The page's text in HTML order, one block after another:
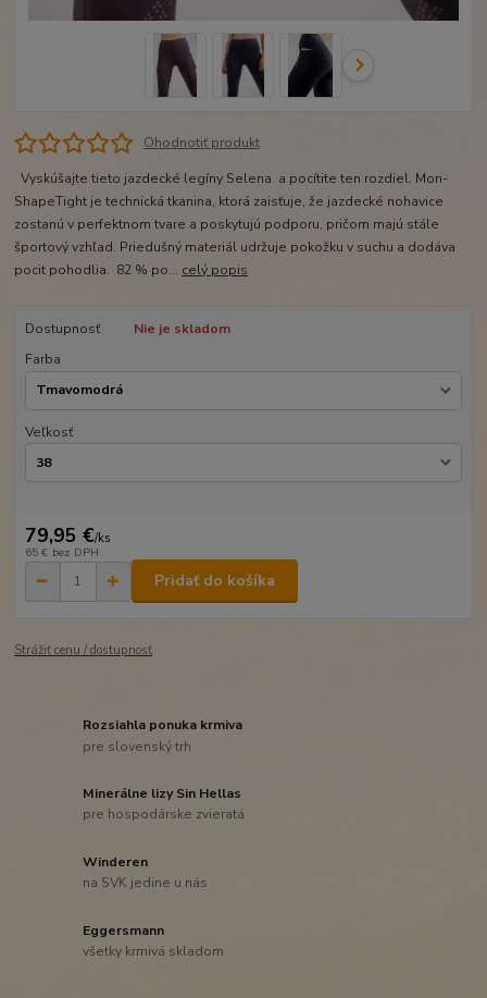
Ohodnotiť produkt
Vyskúšajte tieto jazdecké legíny Selena a pocítite ten rozdiel. Mon-
ShapeTight je technická tkanina, ktorá zaisťuje, že jazdecké nohavice
zostanú v perfektnom tvare a poskytujú podporu, pričom majú stále
športový vzhľad. Priedušný materiál udržuje pokožku v suchu a dodáva
pocit pohodlia. 82 % po... celý popis
Dostupnosť
Nie je skladom
Farba
Veľkosť
79,95 €/ks
65 € bez DPH
Pridať do košíka
Strážiť cenu / dostupnosť
Rozsiahla ponuka krmiva
pre slovenský trh
Minerálne lizy Sin Hellas
pre hospodárske zvieratá
Winderen
na SVK jedine u nás
Eggersmann
všetky krmivá skladom